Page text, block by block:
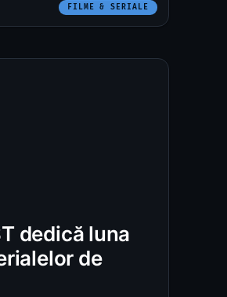
FILME & SERIALE
dedică luna
de